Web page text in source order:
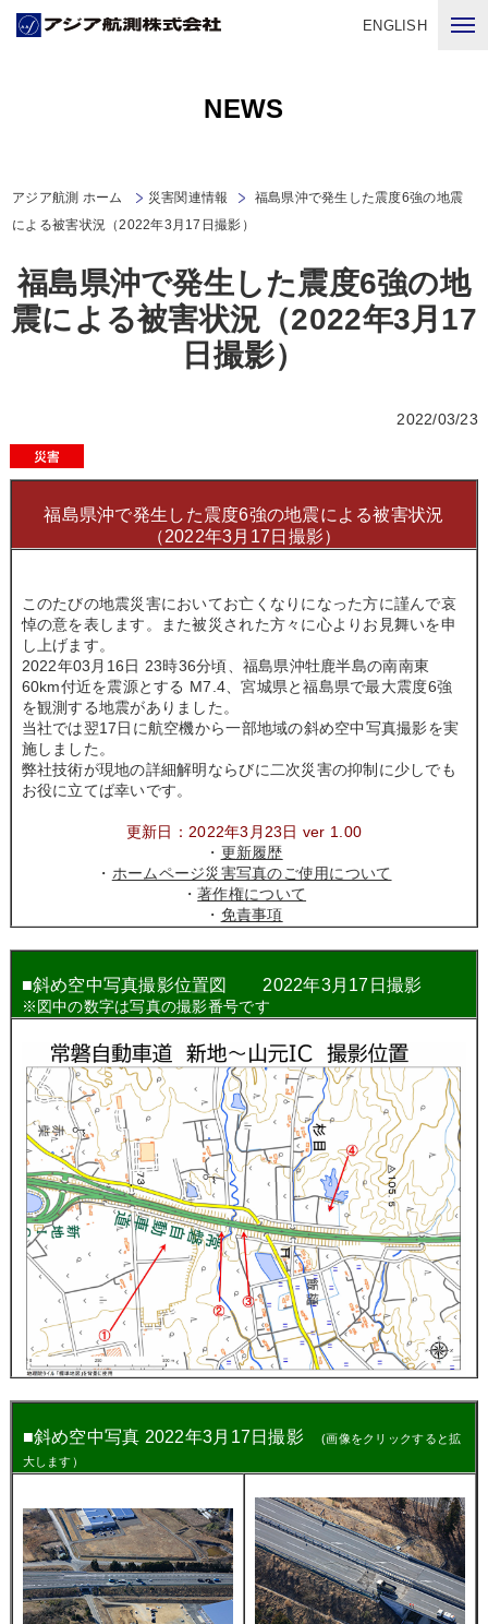
ENGLISH
NEWS
アジア航測 ホーム 災害関連情報
福島県沖で発生した震度6強の地震
による被害状況（2022年3月17日撮影）
福島県沖で発生した震度6強の地
震による被害状況（2022年3月17
日撮影）
2022/03/23
福島県沖で発生した震度6強の地震による被害状況
（2022年3月17日撮影）
このたびの地震災害においてお亡くなりになった方に謹んで哀
悼の意を表します。また被災された方々に心よりお見舞いを申
し上げます。
2022年03月16日 23時36分頃、福島県沖牡鹿半島の南南東
60km付近を震源とする M7.4、宮城県と福島県で最大震度6強
を観測する地震がありました。
当社では翌17日に航空機から一部地域の斜め空中写真撮影を実
施しました。
弊社技術が現地の詳細解明ならびに二次災害の抑制に少しでも
お役に立てば幸いです。
更新日：2022年3月23日 ver 1.00
・ 更新履歴
・ ホームページ災害写真のご使用について
・著作権について
・ 免責事項
■斜め空中写真撮影位置図 2022年3月17日撮影
※図中の数字は写真の撮影番号です
■斜め空中写真 2022年3月17日撮影(画像をクリックすると拡
大します）